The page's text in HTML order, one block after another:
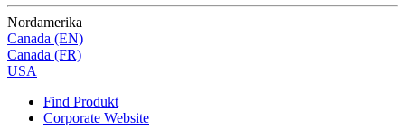
Nordamerika
Canada (EN)
Canada (FR)
USA
Find Produkt
Corporate Website